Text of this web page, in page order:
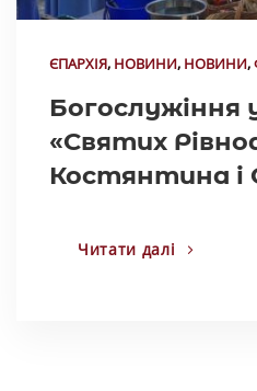
ЄПАРХІЯ, НОВИНИ, НОВИНИ,
Богослужіння
«Святих
Костянтина і
Читати далі